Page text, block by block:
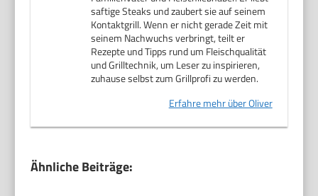
saftige Steaks und zaubert sie auf seinem
Kontaktgrill. Wenn er nicht gerade Zeit mit
seinem Nachwuchs verbringt, teilt er
Rezepte und Tipps rund um Fleischqualität
und Grilltechnik, um Leser zu inspirieren,
zuhause selbst zum Grillprofi zu werden.
Erfahre mehr über Oliver
Ähnliche Beiträge: